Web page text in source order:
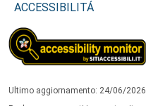
ACCESSIBILITÁ
Ultimo aggiornamento: 24/06/2026